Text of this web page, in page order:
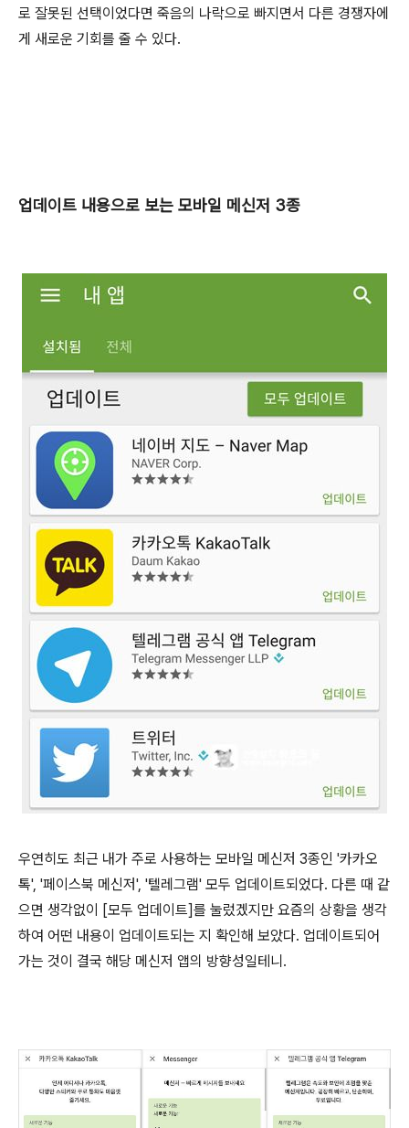
로 잘못된 선택이었다면 죽음의 나락으로 빠지면서 다른 경쟁자에
게 새로운 기회를 줄 수 있다.
업데이트 내용으로 보는 모바일 메신저 3종
우연히도 최근 내가 주로 사용하는 모바일 메신저 3종인 '카카오
톡', '페이스북 메신저', '텔레그램' 모두 업데이트되었다. 다른 때 같
으면 생각없이 [모두 업데이트]를 눌렀겠지만 요즘의 상황을 생각
하여 어떤 내용이 업데이트되는 지 확인해 보았다. 업데이트되어
가는 것이 결국 해당 메신저 앱의 방향성일테니.